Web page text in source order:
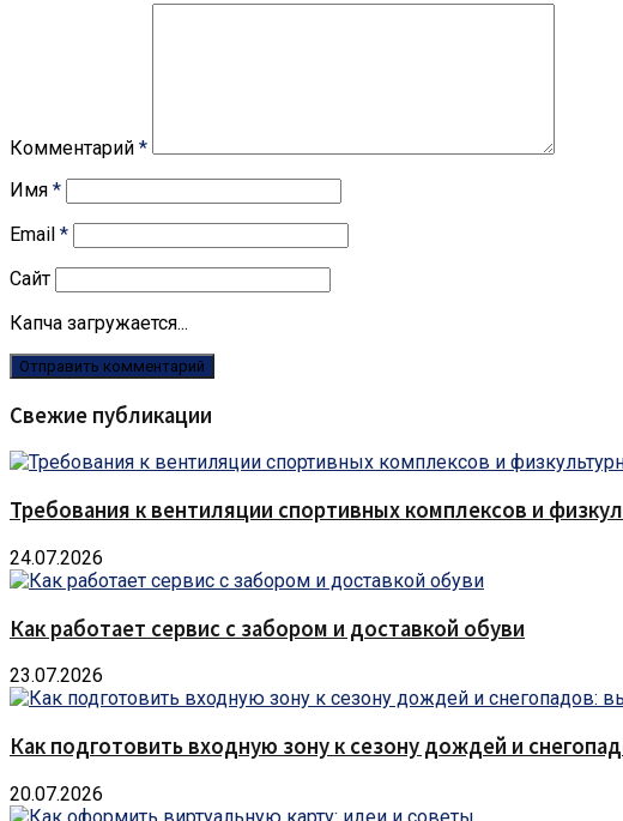
Комментарий *
Имя *
Email *
Сайт
Капча загружается...
Свежие публикации
Требования к вентиляции спортивных комплексов и
24.07.2026
Как работает сервис с забором и доставкой обуви
23.07.2026
Как подготовить входную зону к сезону дождей и
20.07.2026